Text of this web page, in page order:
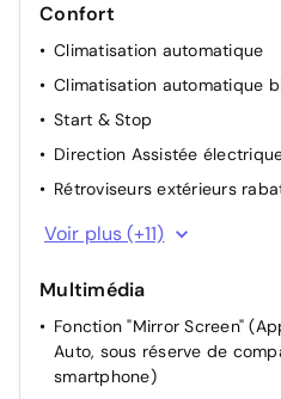
Confort
Climatisation automatique
Climatisation automatique
Start & Stop
Direction Assistée
Rétroviseurs extérieurs
Acces AV + coffre+
Siège passager réglable en
Siège conducteur avec
Siège passager à réglage
Voir plus (+11)
Multimédia
Fonction "Mirror Screen"
Auto, sous réserve de
smartphone)